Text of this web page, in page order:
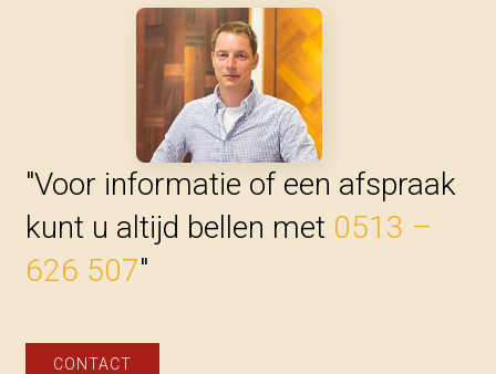
"Voor informatie of een afspraak
kunt u altijd bellen met 0513 –
626 507"
CONTACT